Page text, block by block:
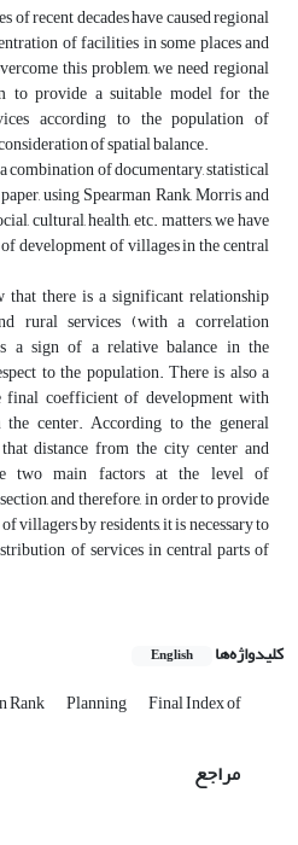
of recent decades have caused regional
of facilities in some places and
this problem, we need regional
to provide a suitable model for the
according to the population of
of spatial balance.
combination of documentary, statistical
using Spearman Rank, Morris and
cultural, health, etc. matters, we have
development of villages in the central
that there is a significant relationship
rural services (with a correlation
a sign of a relative balance in the
to the population. There is also a
final coefficient of development with
center. According to the general
distance from the city center and
two main factors at the level of
and therefore, in order to provide
villagers by residents, it is necessary to
of services in central parts of
کلیدواژه‌ها English
Rank Planning Final Index of
مراجع